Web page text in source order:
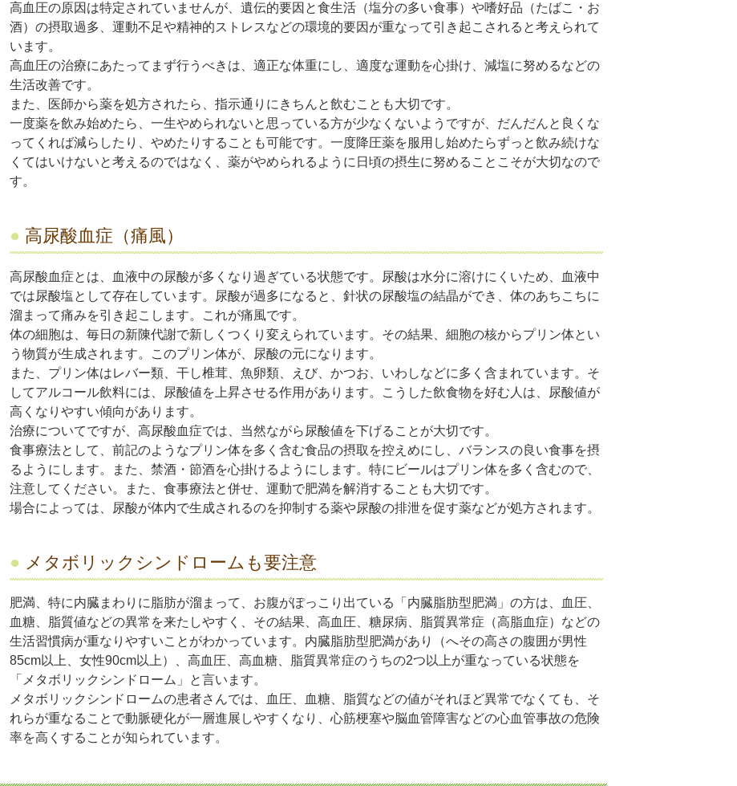
高血圧の原因は特定されていませんが、遺伝的要因と食生活（塩分の多い食事）や嗜好品（たばこ・お
酒）の摂取過多、運動不足や精神的ストレスなどの環境的要因が重なって引き起こされると考えられて
います。
高血圧の治療にあたってまず行うべきは、適正な体重にし、適度な運動を心掛け、減塩に努めるなどの
生活改善です。
また、医師から薬を処方されたら、指示通りにきちんと飲むことも大切です。
一度薬を飲み始めたら、一生やめられないと思っている方が少なくないようですが、だんだんと良くな
ってくれば減らしたり、やめたりすることも可能です。一度降圧薬を服用し始めたらずっと飲み続けな
くてはいけないと考えるのではなく、薬がやめられるように日頃の摂生に努めることこそが大切なので
す。
高尿酸血症（痛風）
高尿酸血症とは、血液中の尿酸が多くなり過ぎている状態です。尿酸は水分に溶けにくいため、血液中
では尿酸塩として存在しています。尿酸が過多になると、針状の尿酸塩の結晶ができ、体のあちこちに
溜まって痛みを引き起こします。これが痛風です。
体の細胞は、毎日の新陳代謝で新しくつくり変えられています。その結果、細胞の核からプリン体とい
う物質が生成されます。このプリン体が、尿酸の元になります。
また、プリン体はレバー類、干し椎茸、魚卵類、えび、かつお、いわしなどに多く含まれています。そ
してアルコール飲料には、尿酸値を上昇させる作用があります。こうした飲食物を好む人は、尿酸値が
高くなりやすい傾向があります。
治療についてですが、高尿酸血症では、当然ながら尿酸値を下げることが大切です。
食事療法として、前記のようなプリン体を多く含む食品の摂取を控えめにし、バランスの良い食事を摂
るようにします。また、禁酒・節酒を心掛けるようにします。特にビールはプリン体を多く含むので、
注意してください。また、食事療法と併せ、運動で肥満を解消することも大切です。
場合によっては、尿酸が体内で生成されるのを抑制する薬や尿酸の排泄を促す薬などが処方されます。
メタボリックシンドロームも要注意
肥満、特に内臓まわりに脂肪が溜まって、お腹がぽっこり出ている「内臓脂肪型肥満」の方は、血圧、
血糖、脂質値などの異常を来たしやすく、その結果、高血圧、糖尿病、脂質異常症（高脂血症）などの
生活習慣病が重なりやすいことがわかっています。内臓脂肪型肥満があり（へその高さの腹囲が男性
85cm以上、女性90cm以上）、高血圧、高血糖、脂質異常症のうちの2つ以上が重なっている状態を
「メタボリックシンドローム」と言います。
メタボリックシンドロームの患者さんでは、血圧、血糖、脂質などの値がそれほど異常でなくても、そ
れらが重なることで動脈硬化が一層進展しやすくなり、心筋梗塞や脳血管障害などの心血管事故の危険
率を高くすることが知られています。